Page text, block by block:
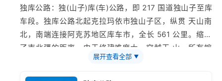
独库公路：独(山子)库(车)公路，即 217 国道独山子至库
车段。独库公路北起克拉玛依市独山子区，纵贯 天山南
北，南端连接阿克苏地区库车市，全长 561 公里。缩短
了南北疆的距离，由于修建难度大，穿越天 山，所有蜿
蜒曲折的道路，盘延在山中，成就了
别备注：伊宁--那拉提
展开查看全部 ▼